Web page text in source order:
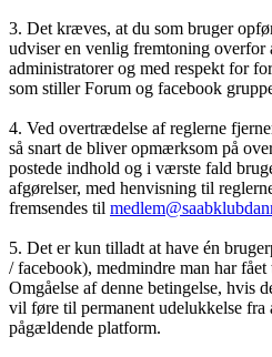
3. Det kræves, at du som bruger
udviser en venlig fremtoning overfor
administratorer og med respekt for
som stiller Forum og facebook
4. Ved overtrædelse af reglerne
så snart de bliver opmærksom på
postede indhold og i værste fald
afgørelser, med henvisning til
fremsendes til
5. Det er kun tilladt at have én
/ facebook), medmindre man har
Omgåelse af denne betingelse, hvis
vil føre til permanent udelukkelse fra
pågældende platform.